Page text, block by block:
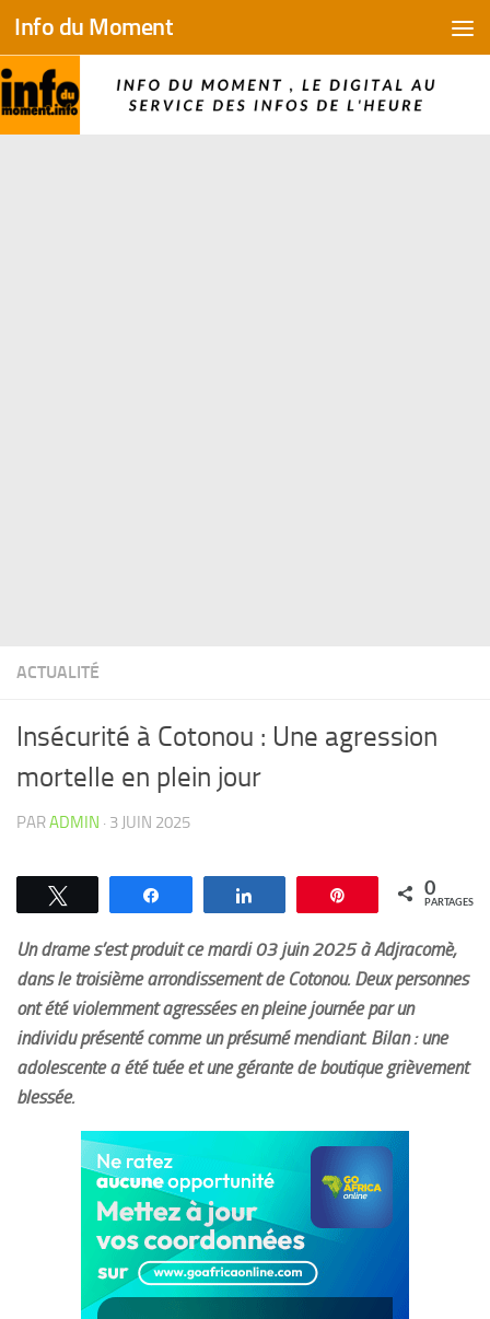
Skip to content
Info du Moment
ACTUALITÉ
Insécurité à Cotonou : Une agression
mortelle en plein jour
PARADMIN · 3 JUIN 2025
Épingle 0
PARTAGES
Un drame s’est produit ce mardi 03 juin 2025 à Adjracomè,
dans le troisième arrondissement de Cotonou. Deux personnes
ont été violemment agressées en pleine journée par un
individu présenté comme un présumé mendiant. Bilan : une
adolescente a été tuée et une gérante de boutique grièvement
blessée.